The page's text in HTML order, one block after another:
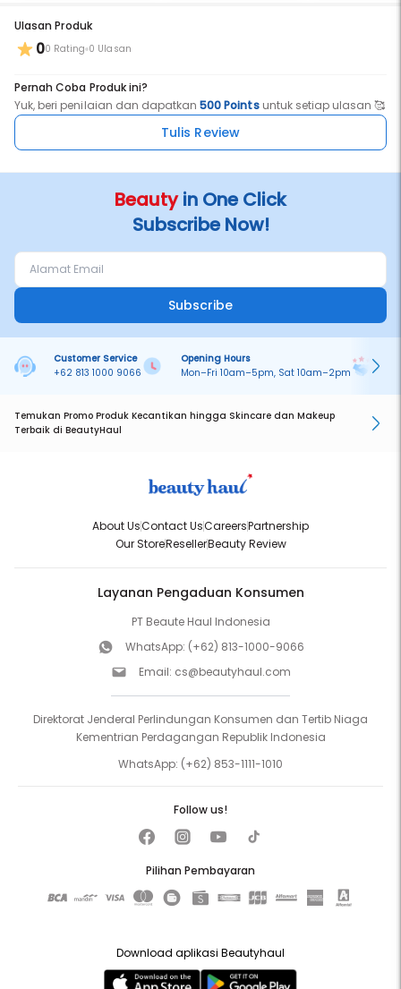
Ulasan Produk
00 Rating 0 Ulasan
Pernah Coba Produk ini?
Yuk, beri penilaian dan dapatkan500 Pointsuntuk setiap ulasan 🥰
Tulis Review
Beautyin One Click
Subscribe Now!
Subscribe
Customer Service
+62 813 1000 9066
Opening Hours
Mon–Fri 10am–5pm, Sat 10am–2pm
Temukan Promo Produk Kecantikan hingga Skincare dan Makeup
Terbaik di BeautyHaul
About UsContact UsCareersPartnership
Our StoreResellerBeauty Review
Layanan Pengaduan Konsumen
PT Beaute Haul Indonesia
WhatsApp: (+62) 813-1000-9066
Email: cs@beautyhaul.com
Direktorat Jenderal Perlindungan Konsumen dan Tertib Niaga
Kementrian Perdagangan Republik Indonesia
WhatsApp: (+62) 853-1111-1010
Pilihan Pembayaran
Follow us!
Download aplikasi Beautyhaul